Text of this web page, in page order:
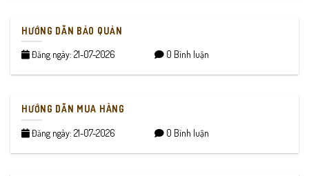
HƯỚNG DẪN BẢO QUẢN
Đăng ngày: 21-07-2026 0 Bình luận
HƯỚNG DẪN MUA HÀNG
Đăng ngày: 21-07-2026 0 Bình luận